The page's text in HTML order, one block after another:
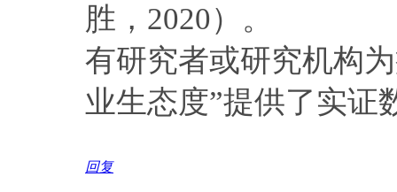
胜，2020）。
有研究者或研究机构
业生态度”提供了实证
回复